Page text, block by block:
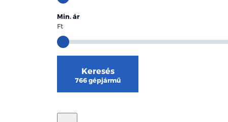
Min. ár
Ft
Keresés
766 gépjármű